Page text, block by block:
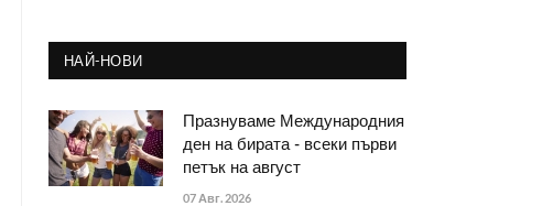
НАЙ-НОВИ
Празнуваме Международния
ден на бирата - всеки първи
петък на август
07 Авг. 2026